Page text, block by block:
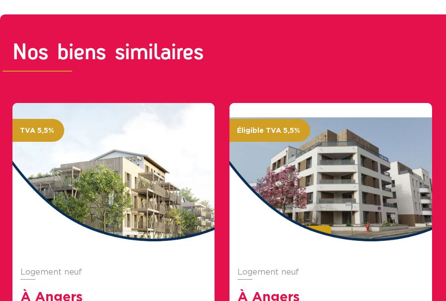
Nos biens similaires
TVA 5,5%
Logement neuf
À Angers
Éligible TVA 5,5%
Logement neuf
À Angers